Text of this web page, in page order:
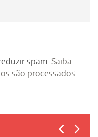
spam. Saiba
são processados